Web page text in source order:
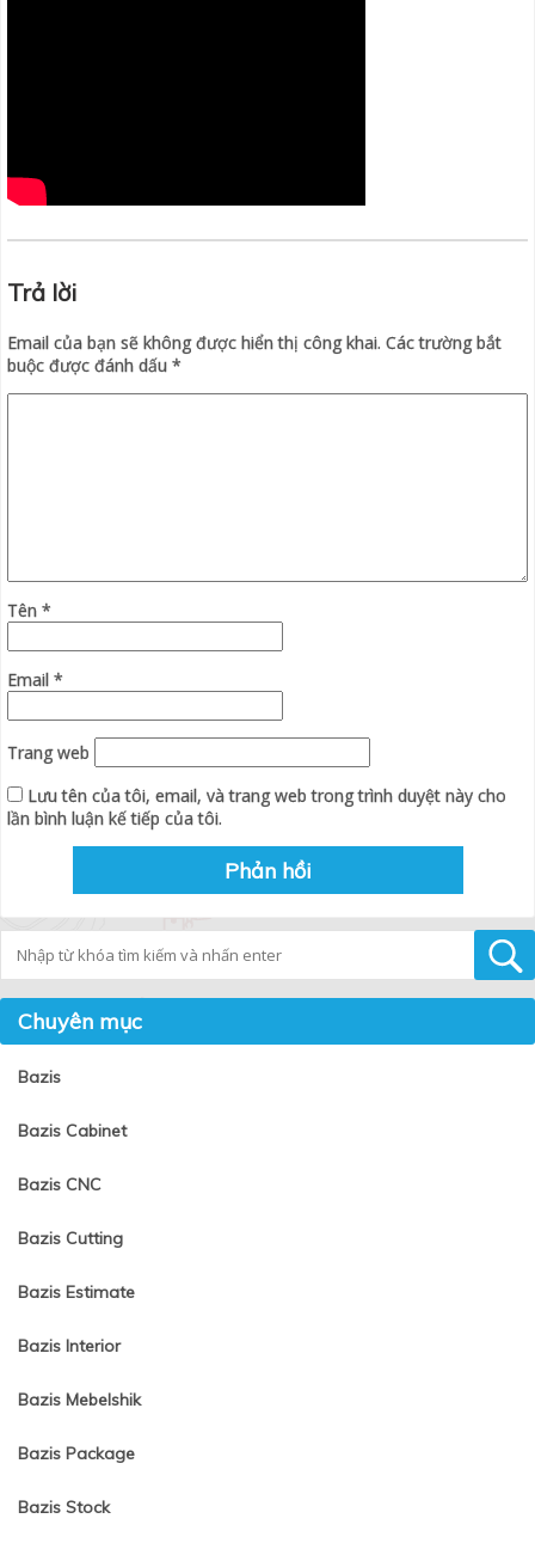
Trả lời
Email của bạn sẽ không được hiển thị công khai. Các trường bắt
buộc được đánh dấu *
Tên *
Email *
Trang web
Lưu tên của tôi, email, và trang web trong trình duyệt này cho
lần bình luận kế tiếp của tôi.
Chuyên mục
Bazis
Bazis Cabinet
Bazis CNC
Bazis Cutting
Bazis Estimate
Bazis Interior
Bazis Mebelshik
Bazis Package
Bazis Stock